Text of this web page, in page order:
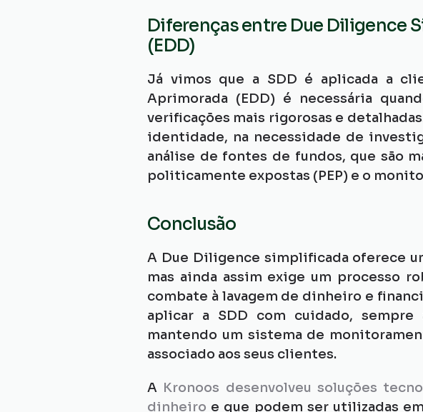
Diferenças entre Due Diligence
(EDD)
Já vimos que a SDD é aplicada a
Aprimorada (EDD) é necessária
verificações mais rigorosas e
identidade, na necessidade de
análise de fontes de fundos, que são
politicamente expostas (PEP) e o
Conclusão
A Due Diligence simplificada oferece
mas ainda assim exige um processo
combate à lavagem de dinheiro e
aplicar a SDD com cuidado, sempre
mantendo um sistema de
associado aos seus clientes.
A Kronoos desenvolveu soluções
dinheiro e que podem ser utilizadas